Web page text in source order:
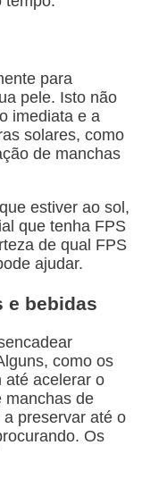
para
pele. Isto não
imediata e a
solares, como
de manchas
estiver ao sol,
que tenha FPS
de qual FPS
ajudar.
e bebidas
como os
até acelerar o
manchas de
preservar até o
Os